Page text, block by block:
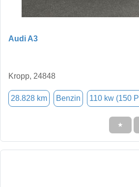
Audi A3
Kropp, 24848
28.828 km Benzin 110 kw (150
★